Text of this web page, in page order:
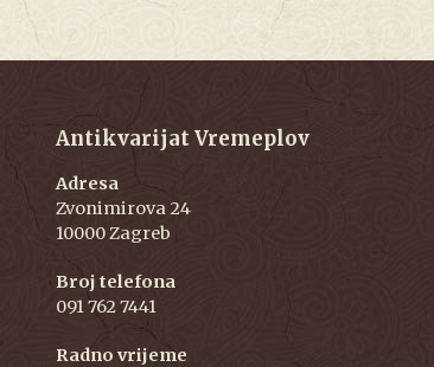
Antikvarijat Vremeplov
Adresa
Zvonimirova 24
10000 Zagreb
Broj telefona
091 762 7441
Radno vrijeme